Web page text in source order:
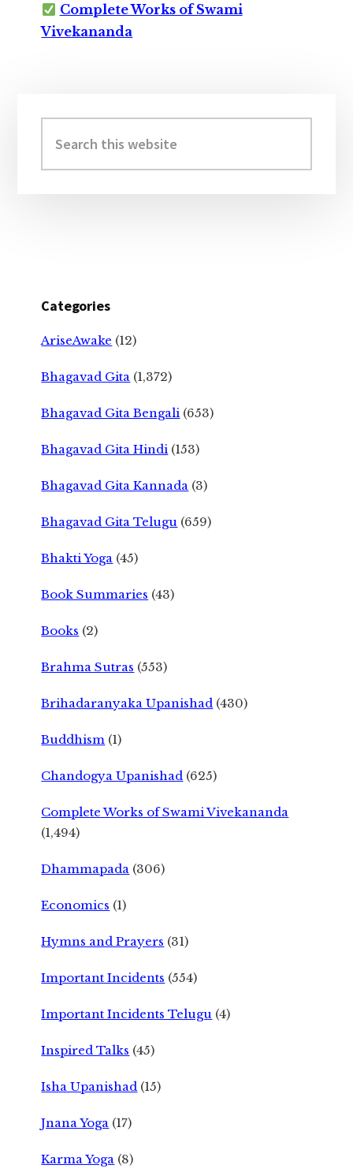
Complete Works of Swami
Vivekananda
Sidebar
this
website
Categories
AriseAwake (12)
Bhagavad Gita (1,372)
Bhagavad Gita Bengali (653)
Bhagavad Gita Hindi (153)
Bhagavad Gita Kannada (3)
Bhagavad Gita Telugu (659)
Bhakti Yoga (45)
Book Summaries (43)
Books (2)
Brahma Sutras (553)
Brihadaranyaka Upanishad (430)
Buddhism (1)
Chandogya Upanishad (625)
Complete Works of Swami Vivekananda
(1,494)
Dhammapada (306)
Economics (1)
Hymns and Prayers (31)
Important Incidents (554)
Important Incidents Telugu (4)
Inspired Talks (45)
Isha Upanishad (15)
Jnana Yoga (17)
Karma Yoga (8)